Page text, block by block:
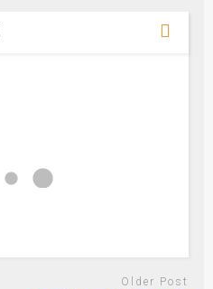
Older Post